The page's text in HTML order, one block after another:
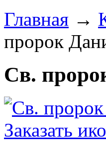
Главная →
пророк
Св.
Заказать